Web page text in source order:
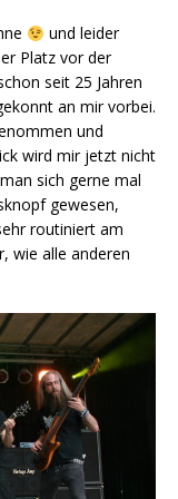
und leider
Platz vor der
seit 25 Jahren
an mir vorbei.
und
wird mir jetzt nicht
sich gerne mal
gewesen,
routiniert am
wie alle anderen